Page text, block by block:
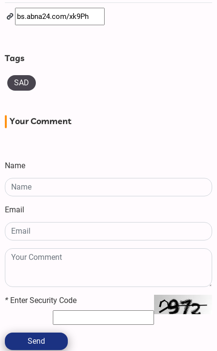
Tags
SAD
Your Comment
Name
Email
* Enter Security Code
Send